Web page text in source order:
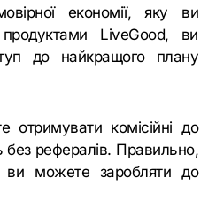
економії, яку ви
LiveGood, ви
до найкращого плану
комісійні до
без рефералів. Правильно,
ви можете заробляти до